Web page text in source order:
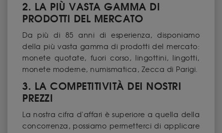
2. LA PIÙ VASTA GAMMA DI
PRODOTTI DEL MERCATO
Da più di 85 anni di esperienza, disponiamo
della più vasta gamma di prodotti del mercato:
monete quotate, fuori corso, lingottini, lingotti,
monete moderne, numismatica, Zecca di Parigi.
3. LA COMPETITIVITÀ DEI NOSTRI
PREZZI
La nostra cifra d'affari è superiore a quella della
concorrenza, possiamo permetterci di applicare